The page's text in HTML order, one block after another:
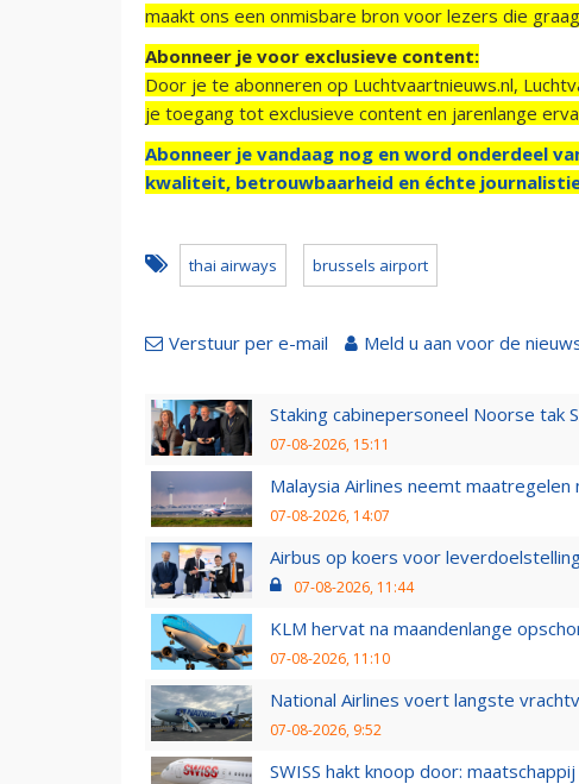
maakt ons een onmisbare bron voor lezers die
Abonneer je voor exclusieve content:
Door je te abonneren op Luchtvaartnieuws.nl,
je toegang tot exclusieve content en jarenlange
Abonneer je vandaag nog en word onderdeel
kwaliteit, betrouwbaarheid en échte
thai airways brussels airport
Verstuur per e-mail Meld u aan voor de
Staking cabinepersoneel Noorse tak
07-08-2026, 15:11
Malaysia Airlines neemt
07-08-2026, 14:07
Airbus op koers voor
07-08-2026, 11:44
KLM hervat na maandenlange
07-08-2026, 11:10
National Airlines voert langste
07-08-2026, 9:52
SWISS hakt knoop door: